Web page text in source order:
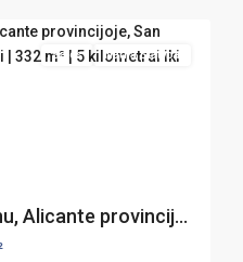
Sales Nauja Statyba
Alicante provincij...